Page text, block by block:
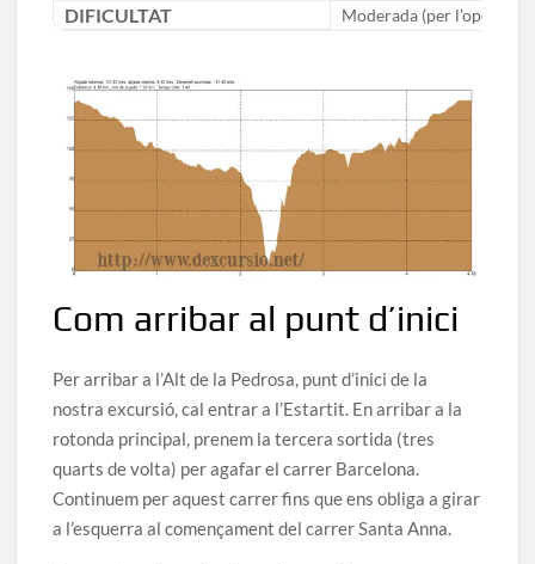
DIFICULTAT Moderada (per l’opció de
Com arribar al punt d’inici
Per arribar a l’Alt de la Pedrosa, punt d’inici de la
nostra excursió, cal entrar a l’Estartit. En arribar a la
rotonda principal, prenem la tercera sortida (tres
quarts de volta) per agafar el carrer Barcelona.
Continuem per aquest carrer fins que ens obliga a girar
a l’esquerra al començament del carrer Santa Anna.